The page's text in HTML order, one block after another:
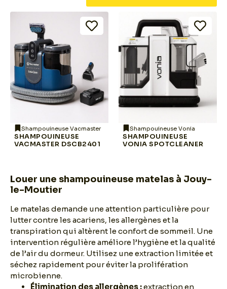
Shampouineuse Vacmaster
SHAMPOUINEUSE
VACMASTER DSCB2401
Shampouineuse Vonia
SHAMPOUINEUSE
VONIA SPOTCLEANER
Louer une shampouineuse matelas à Jouy-
le-Moutier
Le matelas demande une attention particulière pour
lutter contre les acariens, les allergènes et la
transpiration qui altèrent le confort de sommeil. Une
intervention régulière améliore l’hygiène et la qualité
de l’air du dormeur. Utilisez une extraction limitée et
séchez rapidement pour éviter la prolifération
microbienne.
Élimination des allergènes :extraction en